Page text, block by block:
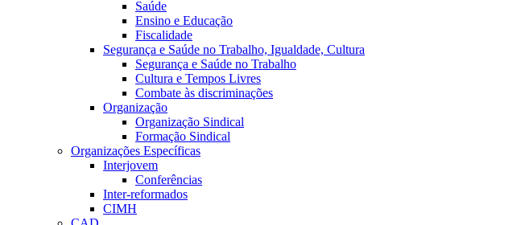
Saúde
Ensino e Educação
Fiscalidade
Segurança e Saúde no Trabalho, Igualdade, Cultura
Segurança e Saúde no Trabalho
Cultura e Tempos Livres
Combate às discriminações
Organização
Organização Sindical
Formação Sindical
Organizações Específicas
Interjovem
Conferências
Inter-reformados
CIMH